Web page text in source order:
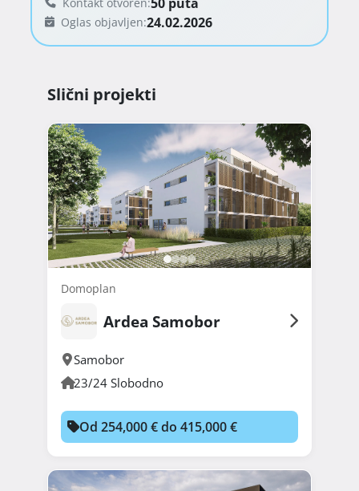
Oglas objavljen:24.02.2026
Slični projekti
Domoplan
Ardea Samobor
Samobor
23/24 Slobodno
Od 254,000 € do 415,000 €